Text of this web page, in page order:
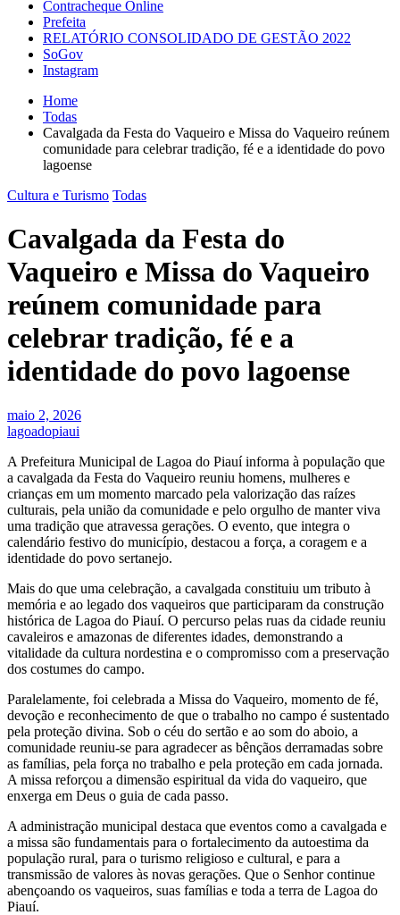
Contracheque Online
Prefeita
RELATÓRIO CONSOLIDADO DE GESTÃO 2022
SoGov
Instagram
Home
Todas
Cavalgada da Festa do Vaqueiro e Missa do Vaqueiro reúnem
comunidade para celebrar tradição, fé e a identidade do povo
lagoense
Cultura e Turismo Todas
Cavalgada da Festa do
Vaqueiro e Missa do Vaqueiro
reúnem comunidade para
celebrar tradição, fé e a
identidade do povo lagoense
maio 2, 2026
lagoadopiaui
A Prefeitura Municipal de Lagoa do Piauí informa à população que
a cavalgada da Festa do Vaqueiro reuniu homens, mulheres e
crianças em um momento marcado pela valorização das raízes
culturais, pela união da comunidade e pelo orgulho de manter viva
uma tradição que atravessa gerações. O evento, que integra o
calendário festivo do município, destacou a força, a coragem e a
identidade do povo sertanejo.
Mais do que uma celebração, a cavalgada constituiu um tributo à
memória e ao legado dos vaqueiros que participaram da construção
histórica de Lagoa do Piauí. O percurso pelas ruas da cidade reuniu
cavaleiros e amazonas de diferentes idades, demonstrando a
vitalidade da cultura nordestina e o compromisso com a preservação
dos costumes do campo.
Paralelamente, foi celebrada a Missa do Vaqueiro, momento de fé,
devoção e reconhecimento de que o trabalho no campo é sustentado
pela proteção divina. Sob o céu do sertão e ao som do aboio, a
comunidade reuniu-se para agradecer as bênçãos derramadas sobre
as famílias, pela força no trabalho e pela proteção em cada jornada.
A missa reforçou a dimensão espiritual da vida do vaqueiro, que
enxerga em Deus o guia de cada passo.
A administração municipal destaca que eventos como a cavalgada e
a missa são fundamentais para o fortalecimento da autoestima da
população rural, para o turismo religioso e cultural, e para a
transmissão de valores às novas gerações. Que o Senhor continue
abençoando os vaqueiros, suas famílias e toda a terra de Lagoa do
Piauí.